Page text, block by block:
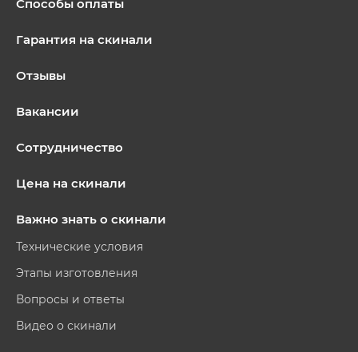
Способы оплаты
Гарантия на скинали
Отзывы
Вакансии
Сотрудничество
Цена на скинали
Важно знать о скинали
Технические условия
Этапы изготовления
Вопросы и ответы
Видео о скинали